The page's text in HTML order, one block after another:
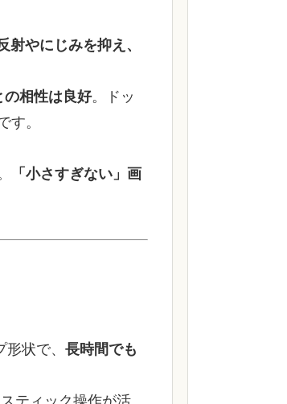
やにじみを抑え、
の相性は良好。ドッ
す。
「小さすぎない」画
状で、 長時間でも
ティック操作が活